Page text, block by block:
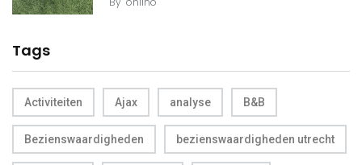
Tags
Activiteiten Ajax analyse B&B
Bezienswaardigheden bezienswaardigheden utrecht